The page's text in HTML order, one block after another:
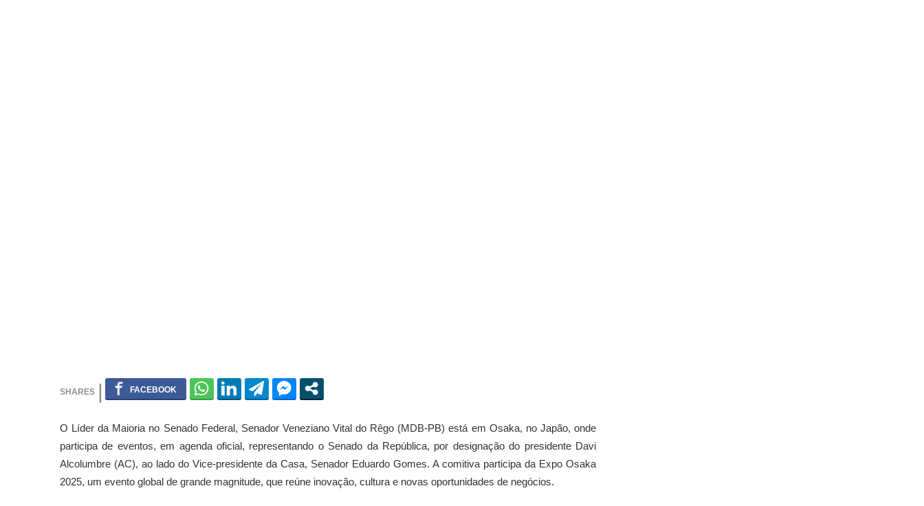
O Líder da Maioria no Senado Federal, Senador Veneziano Vital do Rêgo (MDB-PB) está em Osaka, no Japão, onde
participa de eventos, em agenda oficial, representando o Senado da República, por designação do presidente Davi
Alcolumbre (AC), ao lado do Vice-presidente da Casa, Senador Eduardo Gomes. A comitiva participa da Expo Osaka
2025, um evento global de grande magnitude, que reúne inovação, cultura e novas oportunidades de negócios.